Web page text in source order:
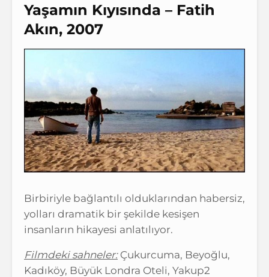
Yaşamın Kıyısında – Fatih
Akın, 2007
Birbiriyle bağlantılı olduklarından habersiz,
yolları dramatik bir şekilde kesişen
insanların hikayesi anlatılıyor.
Filmdeki sahneler:Çukurcuma, Beyoğlu,
Kadıköy, Büyük Londra Oteli, Yakup2